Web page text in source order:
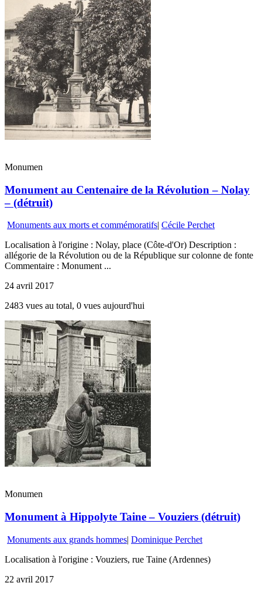
Monumen
Monument au Centenaire de la Révolution – Nolay
– (détruit)
Monuments aux morts et commémoratifs| Cécile Perchet
Localisation à l'origine : Nolay, place (Côte-d'Or) Description :
allégorie de la Révolution ou de la République sur colonne de fonte
Commentaire : Monument ...
24 avril 2017
2483 vues au total, 0 vues aujourd'hui
Monumen
Monument à Hippolyte Taine – Vouziers (détruit)
Monuments aux grands hommes| Dominique Perchet
Localisation à l'origine : Vouziers, rue Taine (Ardennes)
22 avril 2017